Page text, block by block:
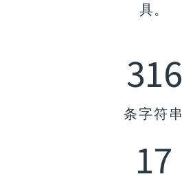
具。
316
条字符串
17